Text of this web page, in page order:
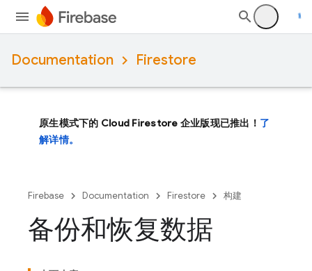
Documentation Firestore
原生模式下的 Cloud Firestore 企业版现已推出！ 了
解详情。
Firebase Documentation Firestore 构建
备份和恢复数据